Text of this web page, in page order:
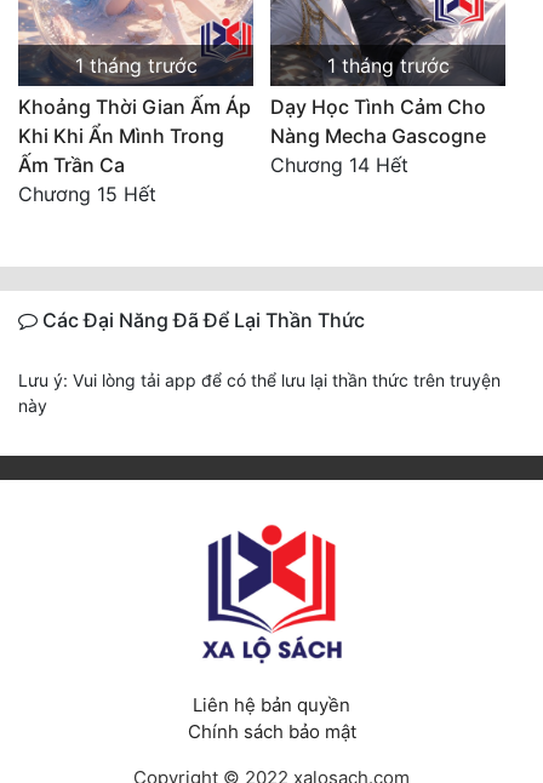
1 tháng trước
Khoảng Thời Gian Ấm Áp
Khi Khi Ẩn Mình Trong
Ấm Trần Ca
Chương 15 Hết
1 tháng trước
Dạy Học Tình Cảm Cho
Nàng Mecha Gascogne
Chương 14 Hết
Các Đại Năng Đã Để Lại Thần Thức
Lưu ý: Vui lòng tải app để có thể lưu lại thần thức trên truyện
này
Liên hệ bản quyền
Chính sách bảo mật
Copyright © 2022 xalosach.com